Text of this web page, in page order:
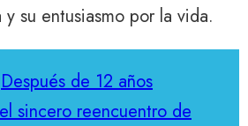
su entusiasmo por la vida.
Después de 12 años
sincero reencuentro de